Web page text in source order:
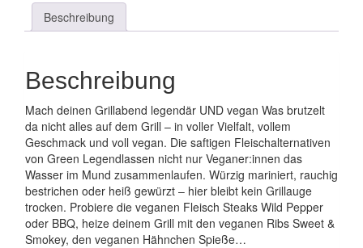
Beschreibung
Beschreibung
Mach deinen Grillabend legendär UND vegan Was brutzelt
da nicht alles auf dem Grill – in voller Vielfalt, vollem
Geschmack und voll vegan. Die saftigen Fleischalternativen
von Green Legendlassen nicht nur Veganer:innen das
Wasser im Mund zusammenlaufen. Würzig mariniert, rauchig
bestrichen oder heiß gewürzt – hier bleibt kein Grillauge
trocken. Probiere die veganen Fleisch Steaks Wild Pepper
oder BBQ, heize deinem Grill mit den veganen Ribs Sweet &
Smokey, den veganen Hähnchen Spieße…